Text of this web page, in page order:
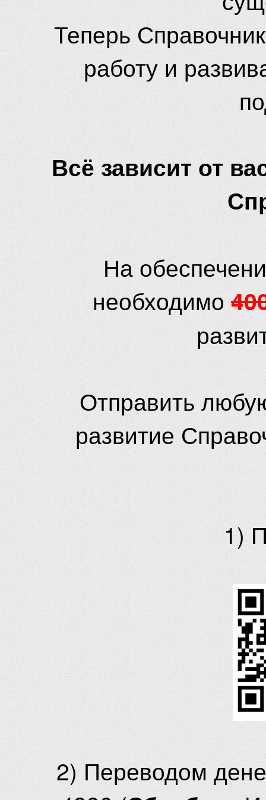
Теперь
работу и
Всё зависит от
На
необходимо
Отправить
развитие
1)
2) Переводом